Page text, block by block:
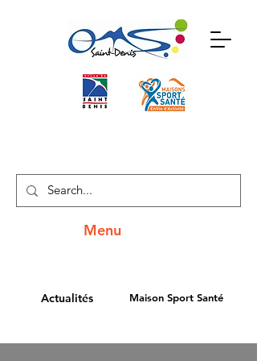
Menu
Actualités Maison Sport Santé